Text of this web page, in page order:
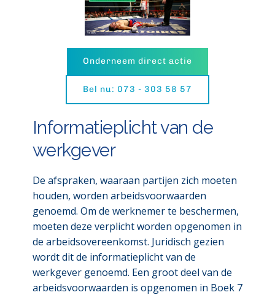
Onderneem direct actie
Bel nu: 073 - 303 58 57
Informatieplicht van de
werkgever
De afspraken, waaraan partijen zich moeten
houden, worden arbeidsvoorwaarden
genoemd. Om de werknemer te beschermen,
moeten deze verplicht worden opgenomen in
de arbeidsovereenkomst. Juridisch gezien
wordt dit de informatieplicht van de
werkgever genoemd. Een groot deel van de
arbeidsvoorwaarden is opgenomen in Boek 7